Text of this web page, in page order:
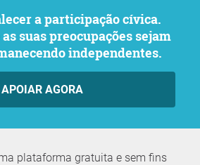
suas preocupações sejam
independentes.
APOIAR AGORA
plataforma gratuita e sem fins